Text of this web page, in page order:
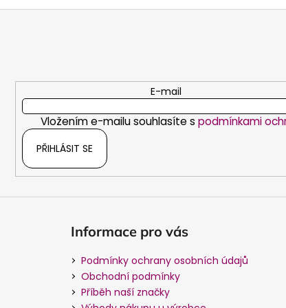
E-mail
Vložením e-mailu souhlasíte spodmínkami
PŘIHLÁSIT SE
Informace pro vás
Podmínky ochrany osobních údajů
Obchodní podmínky
Příběh naší značky